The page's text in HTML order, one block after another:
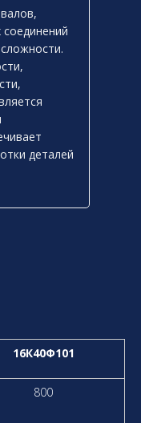
деталей
16К40Ф101
800